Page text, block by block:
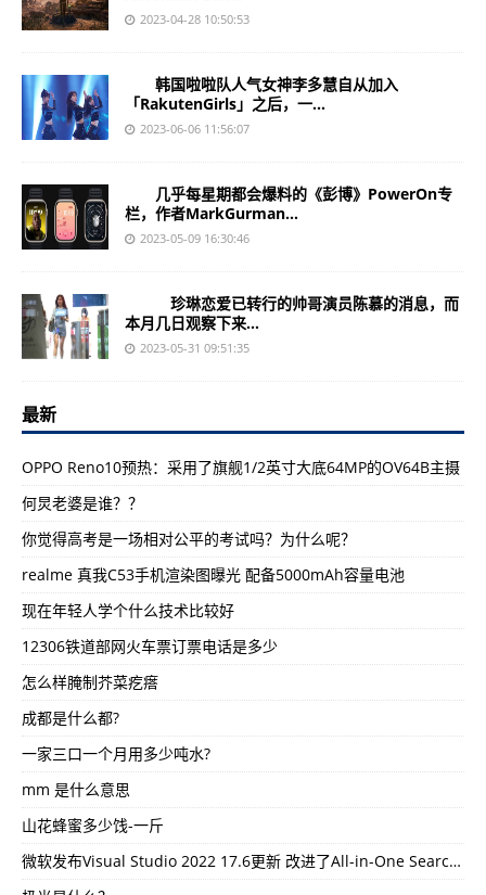
2023-04-28 10:50:53
韩国啦啦队人气女神李多慧自从加入
「RakutenGirls」之后，一...
2023-06-06 11:56:07
几乎每星期都会爆料的《彭博》PowerOn专
栏，作者MarkGurman...
2023-05-09 16:30:46
珍琳恋爱已转行的帅哥演员陈慕的消息，而
本月几日观察下来...
2023-05-31 09:51:35
最新
OPPO Reno10预热：采用了旗舰1/2英寸大底64MP的OV64B主摄
何炅老婆是谁？？
你觉得高考是一场相对公平的考试吗？为什么呢？
realme 真我C53手机渲染图曝光 配备5000mAh容量电池
现在年轻人学个什么技术比较好
12306铁道部网火车票订票电话是多少
怎么样腌制芥菜疙瘩
成都是什么都?
一家三口一个月用多少吨水?
mm 是什么意思
山花蜂蜜多少饯-一斤
微软发布Visual Studio 2022 17.6更新 改进了All-in-One Search UI